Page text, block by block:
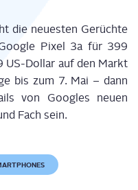
die neu­es­ten Gerüch­te
Pixel 3a für 399
US-Dol­lar auf den Markt
bis zum 7. Mai – dann
von Goo­gles neu­en
Fach sein.